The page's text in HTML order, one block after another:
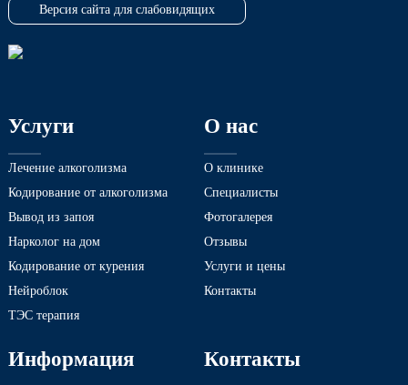
Версия сайта для слабовидящих
Услуги
Лечение алкоголизма
Кодирование от алкоголизма
Вывод из запоя
Нарколог на дом
Кодирование от курения
Нейроблок
ТЭС терапия
О нас
О клинике
Специалисты
Фотогалерея
Отзывы
Услуги и цены
Контакты
Информация Контакты